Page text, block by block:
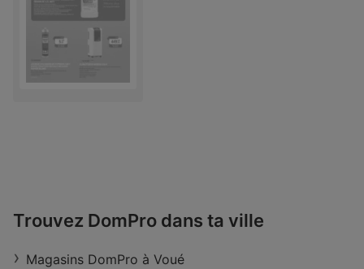
Trouvez DomPro dans ta ville
Magasins DomPro à Voué